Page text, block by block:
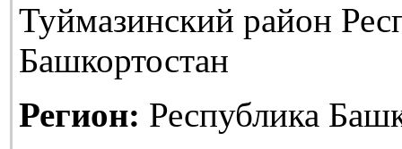
Туймазинский район
Башкортостан
Регион: Республика